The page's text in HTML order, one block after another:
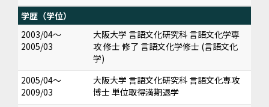
学歴（学位）
2003/04～
2005/03
大阪大学 言語文化研究科 言語文化学専
攻 修士 修了 言語文化学修士 (言語文化
学)
2005/04～
2009/03
大阪大学 言語文化研究科 言語文化専攻
博士 単位取得満期退学